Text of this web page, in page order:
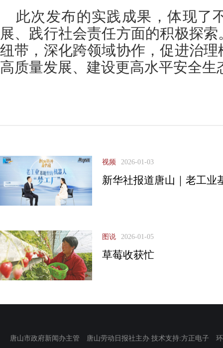
此次发布的实践成果，体现了
展、践行社会责任方面的积极探
纽带，深化跨领域协作，促进治
高质量发展、建设更高水平安全生
视频 2026-01-03
新华社报道唐山｜老工业
图说 2026-01-05
​草莓收获忙
唐山市政府新闻办主管 唐山劳动日报社主办 技术支持:方正电子